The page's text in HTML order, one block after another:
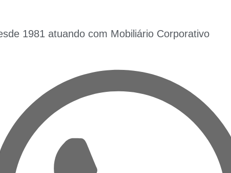
1981 atuando com Mobiliário Corporativo